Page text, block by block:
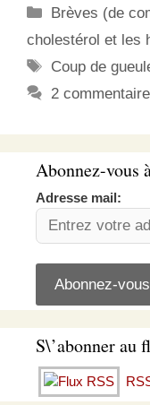
Catégories
Brèves (de
cholestérol et les
Étiquettes
Coup de
2
Abonnez-vous
Adresse mail:
S\’abonner au